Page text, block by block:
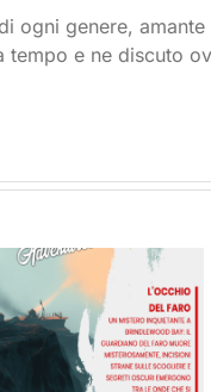
genere,
e ne discuto
Il Carico
Silenzioso (The